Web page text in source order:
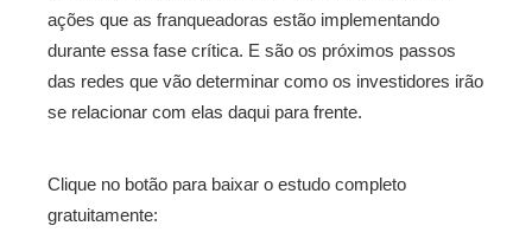
ações que as franqueadoras estão implementando
durante essa fase crítica. E são os próximos passos
das redes que vão determinar como os investidores irão
se relacionar com elas daqui para frente.
Clique no botão para baixar o estudo completo
gratuitamente: